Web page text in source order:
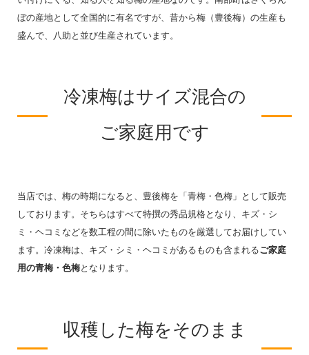
ぼの産地として全国的に有名ですが、昔から梅（豊後梅）の生産も
盛んで、八助と並び生産されています。
冷凍梅はサイズ混合の
ご家庭用です
当店では、梅の時期になると、豊後梅を「青梅・色梅」として販売
しております。そちらはすべて特撰の秀品規格となり、キズ・シ
ミ・ヘコミなどを数工程の間に除いたものを厳選してお届けしてい
ます。冷凍梅は、キズ・シミ・ヘコミがあるものも含まれるご家庭
用の青梅・色梅となります。
収穫した梅をそのまま